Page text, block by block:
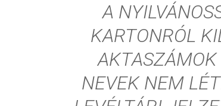
A
KARTONRÓL
NEVEK NEM